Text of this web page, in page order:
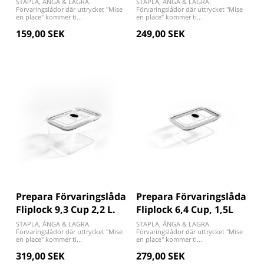
Förvaringslådor där uttrycket "Mise
en place" kommer ti...
159,00 SEK
Förvaringslådor där uttrycket "Mise
en place" kommer ti...
249,00 SEK
Prepara Förvaringslåda
Fliplock 9,3 Cup 2,2 L.
STAPLA, ÅNGA & LAGRA.
Förvaringslådor där uttrycket "Mise
en place" kommer ti...
319,00 SEK
Prepara Förvaringslåda
Fliplock 6,4 Cup, 1,5L
STAPLA, ÅNGA & LAGRA.
Förvaringslådor där uttrycket "Mise
en place" kommer ti...
279,00 SEK